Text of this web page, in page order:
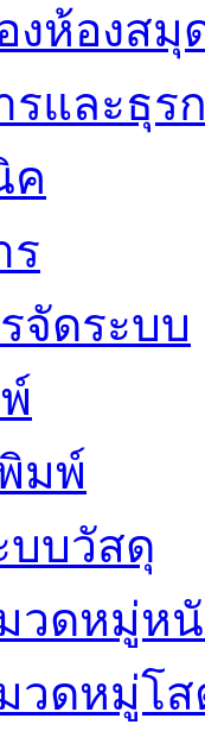
งห้องสมุ
รและธุร
ค
ร
จัดระบบ
มพ์
บบวัสดุ
วดหมู่ห
วดหมู่โ